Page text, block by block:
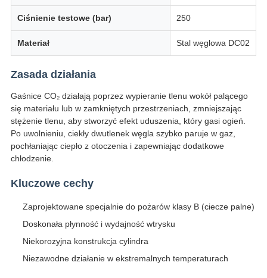
Ciśnienie testowe (bar) 250
Materiał Stal węglowa DC02
Zasada działania
Gaśnice CO₂ działają poprzez wypieranie tlenu wokół palącego
się materiału lub w zamkniętych przestrzeniach, zmniejszając
stężenie tlenu, aby stworzyć efekt uduszenia, który gasi ogień.
Po uwolnieniu, ciekły dwutlenek węgla szybko paruje w gaz,
pochłaniając ciepło z otoczenia i zapewniając dodatkowe
chłodzenie.
Kluczowe cechy
Zaprojektowane specjalnie do pożarów klasy B (ciecze palne)
Doskonała płynność i wydajność wtrysku
Niekorozyjna konstrukcja cylindra
Niezawodne działanie w ekstremalnych temperaturach